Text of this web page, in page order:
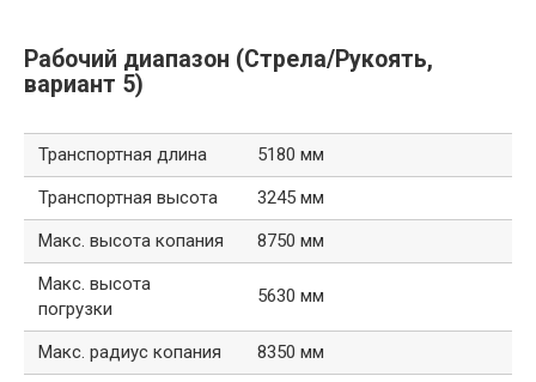
Рабочий диапазон (Стрела/Рукоять,
вариант 5)
Транспортная длина
5180 мм
Транспортная высота
3245 мм
Макс. высота копания
8750 мм
Макс. высота
погрузки
5630 мм
Макс. радиус копания
8350 мм